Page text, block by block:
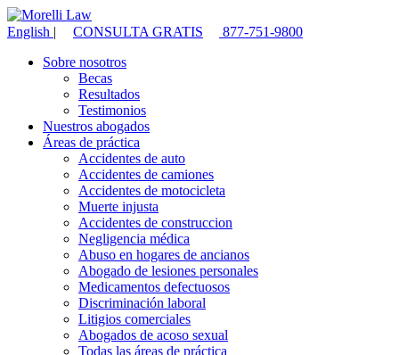
English | CONSULTA GRATIS
877-751-9800
Sobre nosotros
Becas
Resultados
Testimonios
Nuestros abogados
Áreas de práctica
Accidentes de auto
Accidentes de camiones
Accidentes de motocicleta
Muerte injusta
Accidentes de construccion
Negligencia médica
Abuso en hogares de ancianos
Abogado de lesiones personales
Medicamentos defectuosos
Discriminación laboral
Litigios comerciales
Abogados de acoso sexual
Todas las áreas de práctica